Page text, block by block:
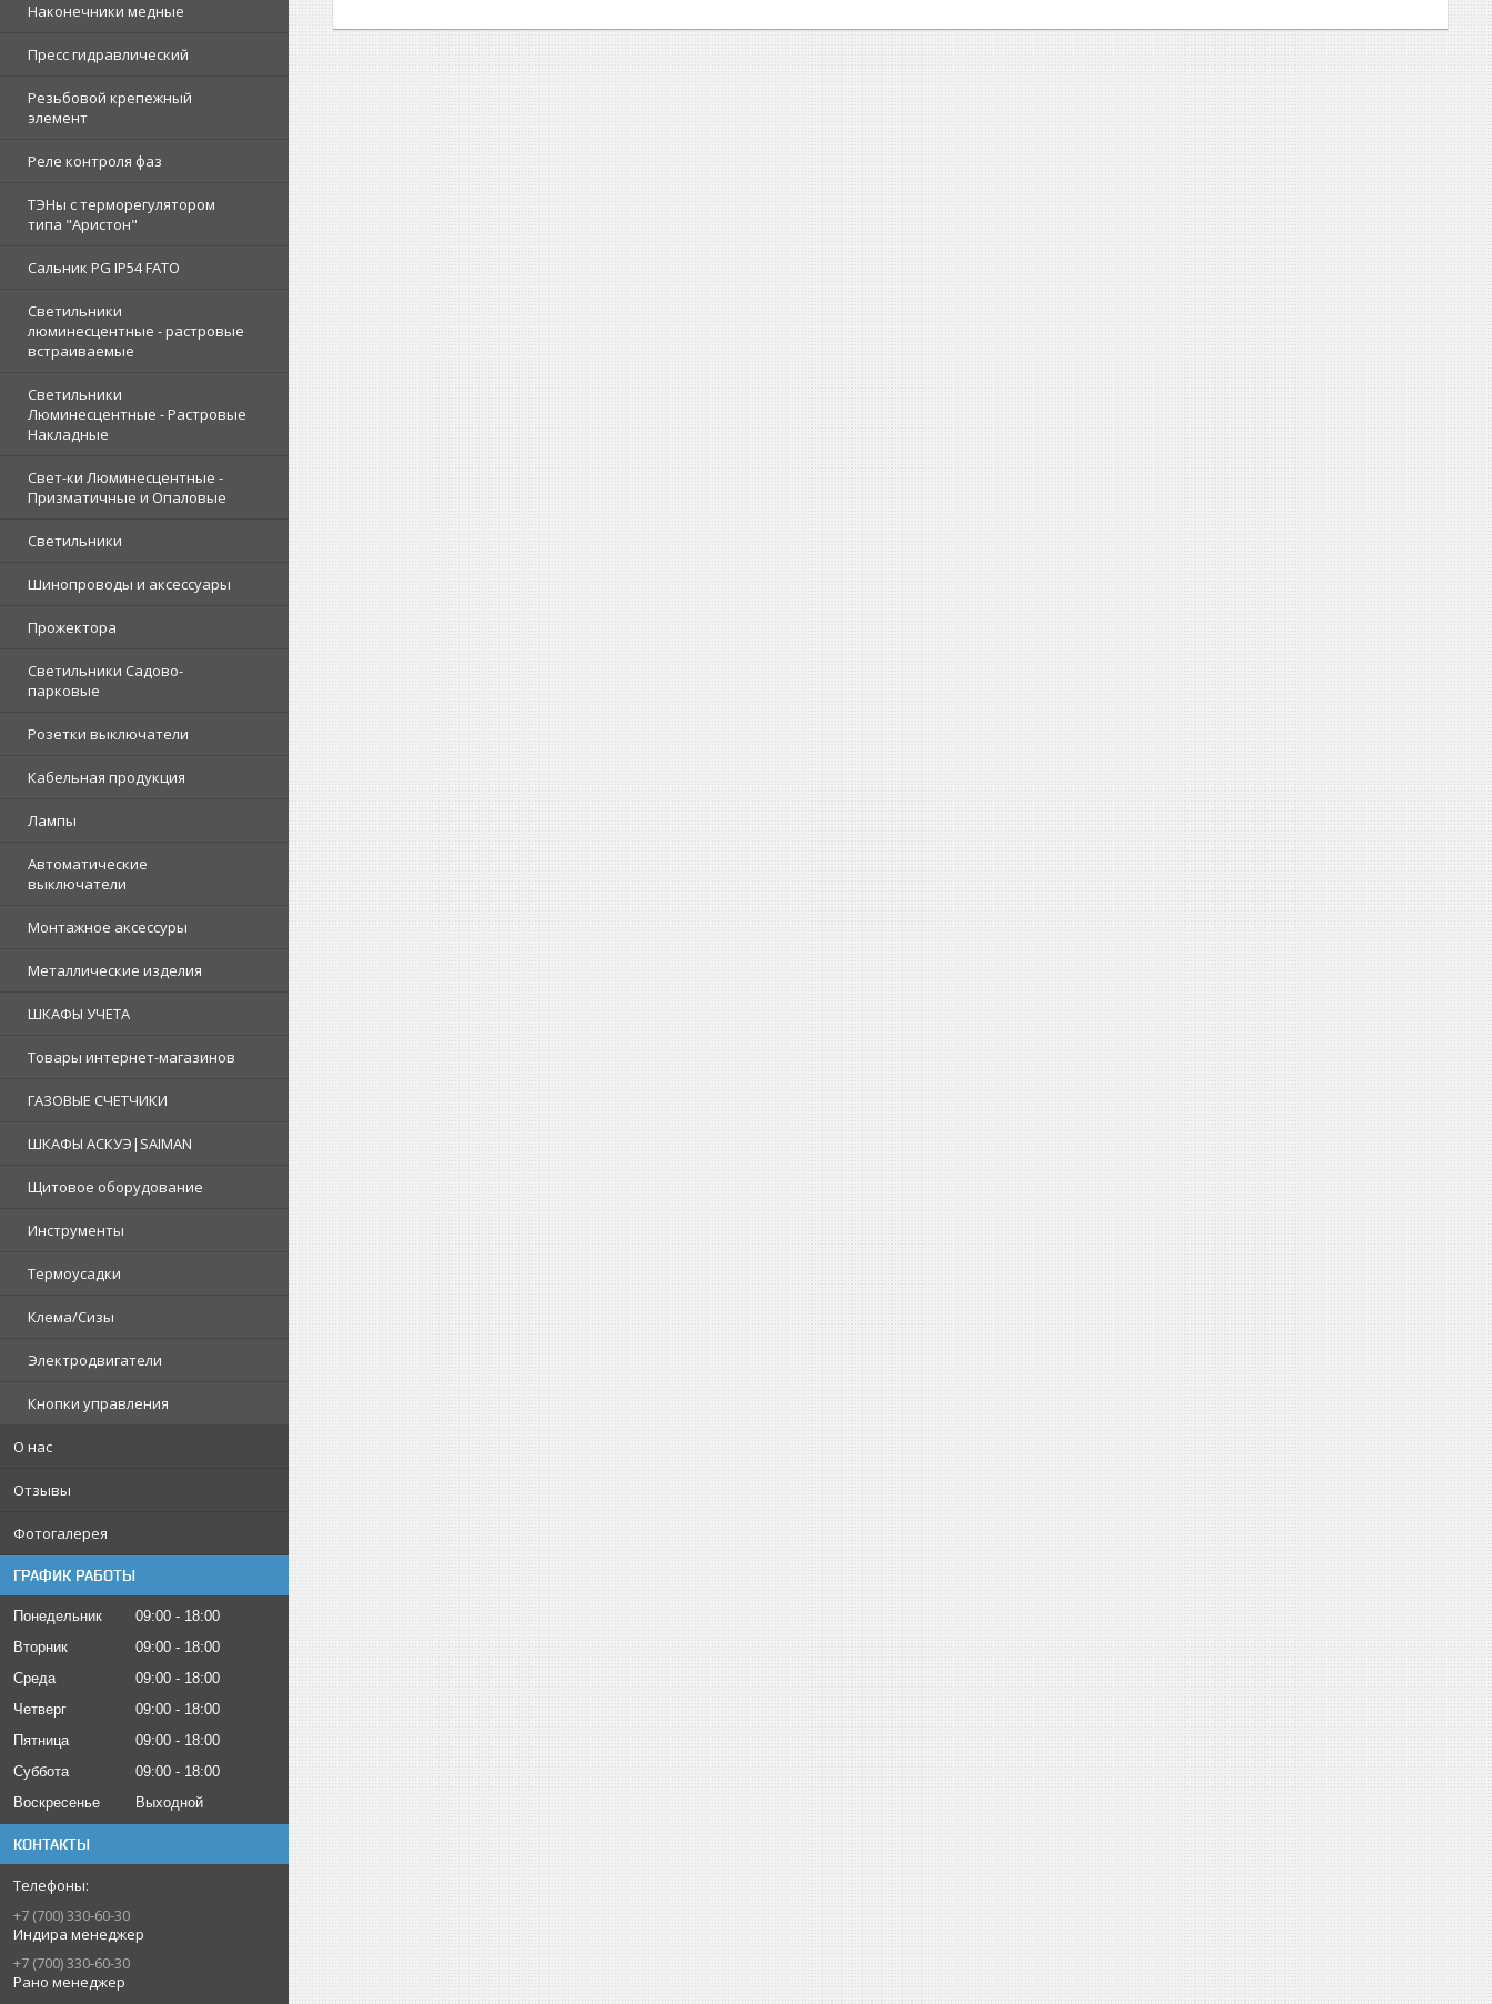
Наконечники медные
Пресс гидравлический
Резьбовой крепежный
элемент
Реле контроля фаз
ТЭНы с терморегулятором
типа "Аристон"
Сальник PG IP54 FATO
Светильники
люминесцентные - растровые
встраиваемые
Светильники
Люминесцентные - Растровые
Накладные
Свет-ки Люминесцентные -
Призматичные и Опаловые
Светильники
Шинопроводы и аксессуары
Прожектора
Светильники Садово-
парковые
Розетки выключатели
Кабельная продукция
Лампы
Автоматические
выключатели
Монтажное аксессуры
Металлические изделия
ШКАФЫ УЧЕТА
Товары интернет-магазинов
ГАЗОВЫЕ СЧЕТЧИКИ
ШКАФЫ АСКУЭ|SAIMAN
Щитовое оборудование
Инструменты
Термоусадки
Клема/Сизы
Электродвигатели
Кнопки управления
О нас
Отзывы
Фотогалерея
ГРАФИК РАБОТЫ
Понедельник 09:00
18:00
Вторник
09:00
18:00
Среда
09:00
18:00
Четверг
09:00
18:00
Пятница
09:00
18:00
Суббота
09:00
18:00
Воскресенье
Выходной
КОНТАКТЫ
+7 (700) 330-60-30
Индира менеджер
+7 (700) 330-60-30
Рано менеджер